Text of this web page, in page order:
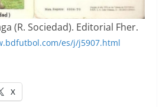
(R. Sociedad). Editorial Fher.
es/j/j5907.html
X